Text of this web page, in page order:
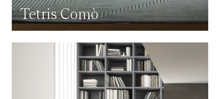
Tetris Comò